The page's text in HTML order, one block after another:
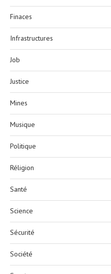
Finaces
Infrastructures
Job
Justice
Mines
Musique
Politique
Réligion
Santé
Science
Sécurité
Société